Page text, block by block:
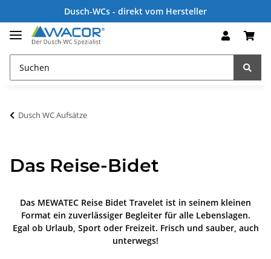
Dusch-WCs - direkt vom Hersteller
Dusch WC Aufsätze
Das Reise-Bidet
Das MEWATEC Reise Bidet Travelet ist in seinem kleinen
Format ein zuverlässiger Begleiter für alle Lebenslagen.
Egal ob Urlaub, Sport oder Freizeit. Frisch und sauber, auch
unterwegs!